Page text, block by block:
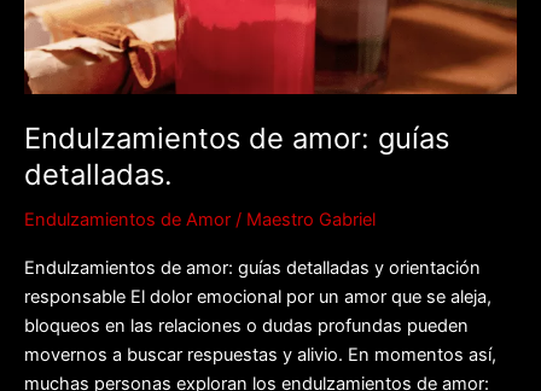
Endulzamientos de amor: guías
detalladas.
Endulzamientos de Amor / Maestro Gabriel
Endulzamientos de amor: guías detalladas y orientación
responsable El dolor emocional por un amor que se aleja,
bloqueos en las relaciones o dudas profundas pueden
movernos a buscar respuestas y alivio. En momentos así,
muchas personas exploran los endulzamientos de amor: